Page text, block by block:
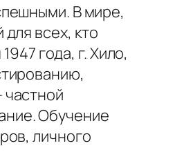
В мире,
всех, кто
года, г. Хило,
Обучение
личного